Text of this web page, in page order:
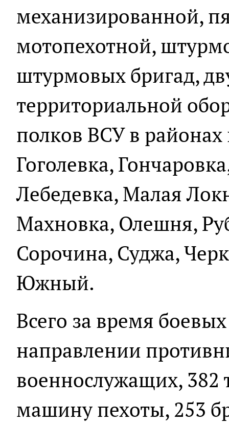
механизированной,
мотопехотной,
штурмовых бригад,
территориальной
полков ВСУ в
Гоголевка,
Лебедевка, Малая
Махновка, Олешня,
Сорочина, Суджа,
Южный.
Всего за время
направлении
военнослужащих, 382
машину пехоты, 253